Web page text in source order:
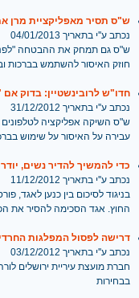
ש"ס תסיר מאפליקציית מרן
נכתב ע''י בתאריך 04/01/2013
ש"ס גם תמחק את ההבטחה
חוזק האיסור להשתמש בברכות
חדו"ש לרובינשטיין: בדוק
נכתב ע''י בתאריך 31/12/2012
ש"ס השיקה אפליקציה לטלפונים
עבירה על האיסור על שימוש
כדי להמשיך להדיר נשים,
נכתב ע''י בתאריך 11/12/2012
בניגוד לסיכום בין כנען לאגד,
החוץ. אגד הסכימה להסיר את
דרישה לפסול המפלגות
נכתב ע''י בתאריך 03/12/2012
חברת מועצת עיריית ירושלים
בבחירות